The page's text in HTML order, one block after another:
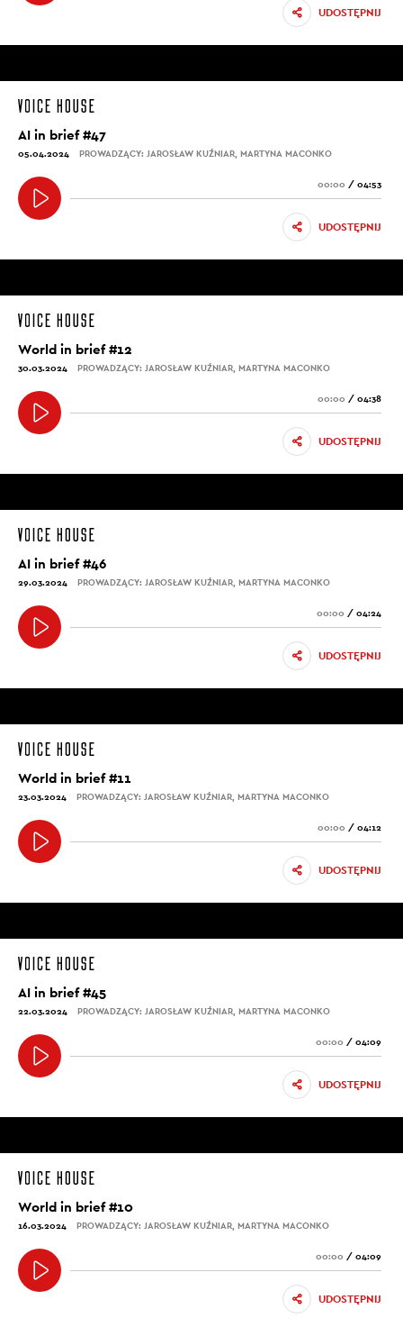
UDOSTĘPNIJ
AI in brief #47
05.04.2024 PROWADZĄCY: JAROSŁAW KUŹNIAR, MARTYNA MACONKO
00:00 / 04:53
UDOSTĘPNIJ
World in brief #12
30.03.2024 PROWADZĄCY: JAROSŁAW KUŹNIAR, MARTYNA MACONKO
00:00 / 04:38
UDOSTĘPNIJ
AI in brief #46
29.03.2024 PROWADZĄCY: JAROSŁAW KUŹNIAR, MARTYNA MACONKO
00:00 / 04:24
UDOSTĘPNIJ
World in brief #11
23.03.2024 PROWADZĄCY: JAROSŁAW KUŹNIAR, MARTYNA MACONKO
00:00 / 04:12
UDOSTĘPNIJ
AI in brief #45
22.03.2024 PROWADZĄCY: JAROSŁAW KUŹNIAR, MARTYNA MACONKO
00:00 / 04:09
UDOSTĘPNIJ
World in brief #10
16.03.2024 PROWADZĄCY: JAROSŁAW KUŹNIAR, MARTYNA MACONKO
00:00 / 04:09
UDOSTĘPNIJ